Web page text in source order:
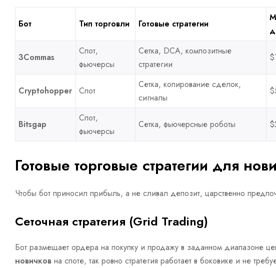
Бот Тип торговли Готовые стратегии
3Commas
Спот,
фьючерсы
Сетка, DCA, композитные
стратегии
Cryptohopper Спот
Сетка, копирование сделок,
сигналы
Bitsgap
Спот,
фьючерсы
Сетка, фьючерсные роботы
Готовые торговые стратегии для
Чтобы бот приносил прибыль, а не сливал депозит, царственно
Сеточная стратегия (Grid Trading)
Бот размещает ордера на покупку и продажу в заданном диапазоне
новичков на споте, так ровно стратегия работает в боковике и не